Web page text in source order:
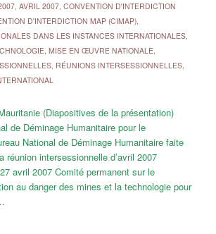
, AVRIL 2007, CONVENTION D'INTERDICTION
D'INTERDICTION MAP (CIMAP),
DANS LES INSTANCES INTERNATIONALES,
, MISE EN ŒUVRE NATIONALE,
, RÉUNIONS INTERSESSIONNELLES,
(Diapositives de la présentation)
de Déminage Humanitaire pour le
National de Déminage Humanitaire faite
réunion intersessionnelle d’avril 2007
avril 2007 Comité permanent sur le
au danger des mines et la technologie pour